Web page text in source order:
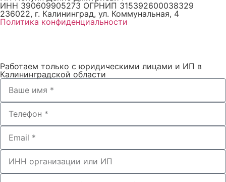
ИНН 390609905273 ОГРНИП 315392600038329
236022, г. Калининград, ул. Коммунальная, 4
Политика конфиденциальности
Работаем только с юридическими лицами и ИП в
Калининградской области